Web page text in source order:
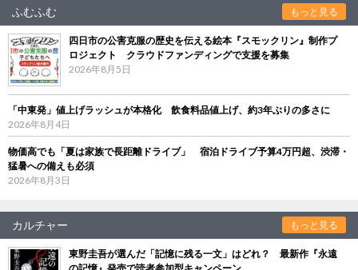
ふむふむ もっと見る
四日市の公害克服の歴史を伝える絵本『スモックリン』制作プ
ロジェクト クラウドファンディングで支援を募集
2026年8月5日
「中東発」値上げラッシュが本格化 飲食料品値上げ、約3年ぶりの多さに
2026年8月4日
物価高でも「夏は家族で長距離ドライブ」 宿泊ドライブ予算4万円超、渋滞・
猛暑への備えも必須
2026年8月3日
カルチャー もっと見る
東野圭吾が選んだ「記憶に残る一文」はどれ？ 最新作『永遠